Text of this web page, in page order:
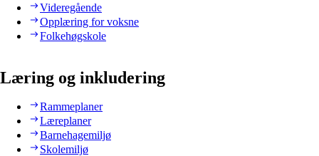
Videregående
Opplæring for voksne
Folkehøgskole
Læring og inkludering
Rammeplaner
Læreplaner
Barnehagemiljø
Skolemiljø